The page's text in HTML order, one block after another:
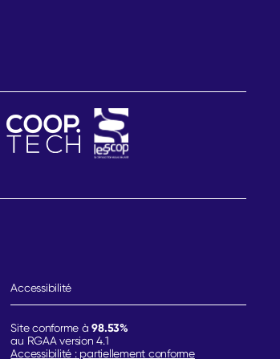
Accessibilité
Site conforme à98.53%
au RGAA version 4.1
Accessibilité : partiellement conforme